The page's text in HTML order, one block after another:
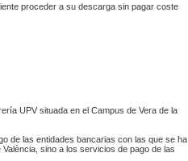
proceder a su descarga sin pagar coste
UPV situada en el Campus de Vera de la
de las entidades bancarias con las que se ha
sino a los servicios de pago de las